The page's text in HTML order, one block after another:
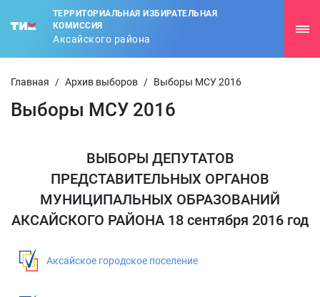
ТЕРРИТОРИАЛЬНАЯ ИЗБИРАТЕЛЬНАЯ
КОМИССИЯ
Аксайского района
Главная / Архив выборов / Выборы МСУ 2016
Выборы МСУ 2016
ВЫБОРЫ ДЕПУТАТОВ
ПРЕДСТАВИТЕЛЬНЫХ ОРГАНОВ
МУНИЦИПАЛЬНЫХ ОБРАЗОВАНИЙ
АКСАЙСКОГО РАЙОНА 18 сентября 2016 год
Аксайское городское поселение